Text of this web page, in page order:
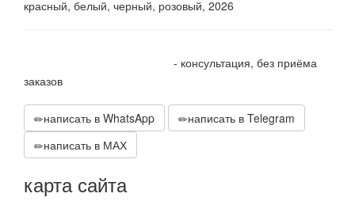
красный, белый, черный, розовый, 2026
- консультация, без приёма
заказов
написать в WhatsApp
написать в Telegram
написать в МАХ
карта сайта